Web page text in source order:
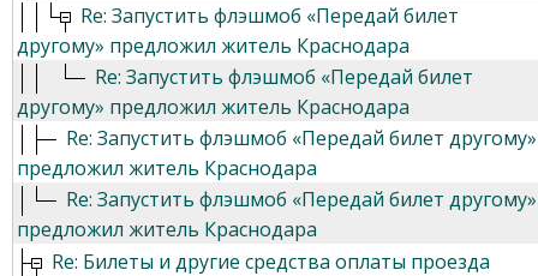
Re: Запустить флэшмоб «Передай билет
другому» предложил житель Краснодара
Re: Запустить флэшмоб «Передай билет
другому» предложил житель Краснодара
Re: Запустить флэшмоб «Передай билет другому»
предложил житель Краснодара
Re: Запустить флэшмоб «Передай билет другому»
предложил житель Краснодара
Re: Билеты и другие средства оплаты проезда